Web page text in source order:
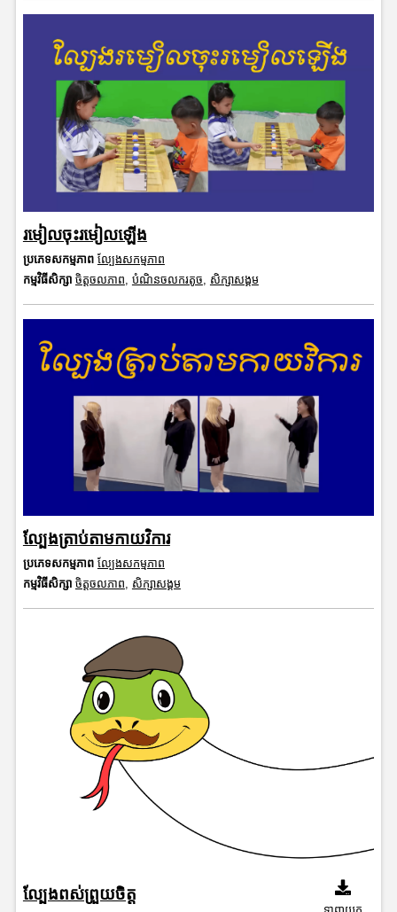
រមៀលចុះរមៀលឡើង
ប្រភេទសកម្មភាព ល្បែងសកម្មភាព
កម្មវិធីសិក្សា ចិត្តចលភាព បំណិនចលករតូច សិក្សាសង្គម
ល្បែងត្រាប់តាមកាយវិការ
ប្រភេទសកម្មភាព ល្បែងសកម្មភាព
កម្មវិធីសិក្សា ចិត្តចលភាព, សិក្សាសង្គម
ល្បែងពស់ព្រួយចិត្ត